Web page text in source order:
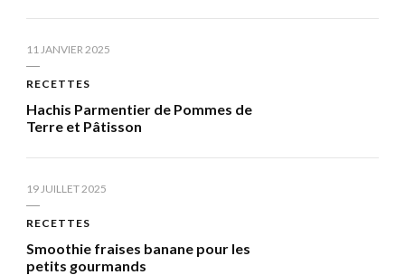
11 JANVIER 2025
RECETTES
Hachis Parmentier de Pommes de
Terre et Pâtisson
19 JUILLET 2025
RECETTES
Smoothie fraises banane pour les
petits gourmands